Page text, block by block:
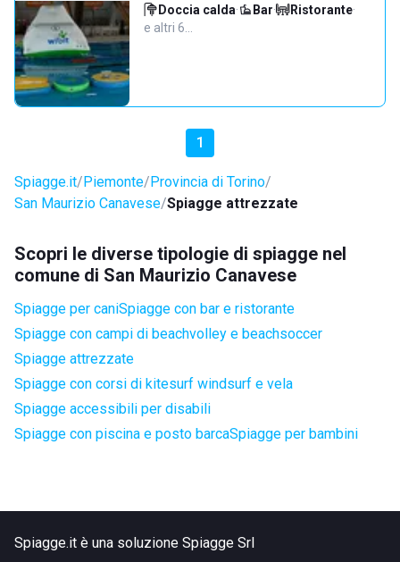
Doccia calda· Bar· Ristorante·
e altri 6…
1
Spiagge.it Piemonte Provincia di Torino
San Maurizio Canavese Spiagge attrezzate
Scopri le diverse tipologie di spiagge nel
comune di San Maurizio Canavese
Spiagge per caniSpiagge con bar e ristorante
Spiagge con campi di beachvolley e beachsoccer
Spiagge attrezzate
Spiagge con corsi di kitesurf windsurf e vela
Spiagge accessibili per disabili
Spiagge con piscina e posto barcaSpiagge per bambini
Spiagge.it è una soluzione Spiagge Srl